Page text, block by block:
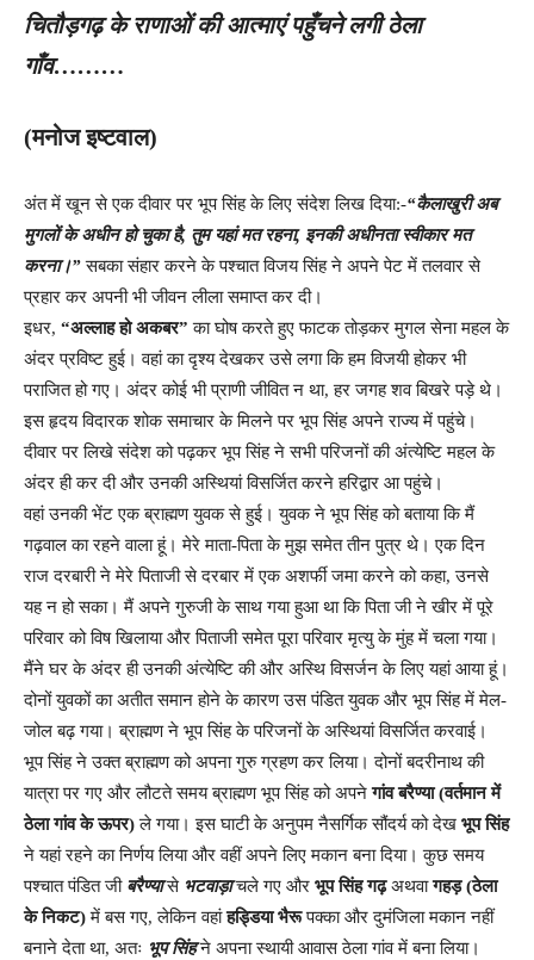
चितौड़गढ़ के राणाओं की आत्माएं पहुँचने लगी ठेला
गाँव………
(मनोज इष्टवाल)
अंत में खून से एक दीवार पर भूप सिंह के लिए संदेश लिख दिया:-“कैलाखुरी अब
मुगलों के अधीन हो चुका है, तुम यहां मत रहना, इनकी अधीनता स्वीकार मत
करना।”सबका संहार करने के पश्चात विजय सिंह ने अपने पेट में तलवार से
प्रहार कर अपनी भी जीवन लीला समाप्त कर दी।
इधर, “अल्लाह हो अकबर” का घोष करते हुए फाटक तोड़कर मुगल सेना महल के
अंदर प्रविष्ट हुई। वहां का दृश्य देखकर उसे लगा कि हम विजयी होकर भी
पराजित हो गए। अंदर कोई भी प्राणी जीवित न था, हर जगह शव बिखरे पड़े थे।
इस हृदय विदारक शोक समाचार के मिलने पर भूप सिंह अपने राज्य में पहुंचे।
दीवार पर लिखे संदेश को पढ़कर भूप सिंह ने सभी परिजनों की अंत्येष्टि महल के
अंदर ही कर दी और उनकी अस्थियां विसर्जित करने हरिद्वार आ पहुंचे।
वहां उनकी भेंट एक ब्राह्मण युवक से हुई। युवक ने भूप सिंह को बताया कि मैं
गढ़‌वाल का रहने वाला हूं। मेरे माता-पिता के मुझ समेत तीन पुत्र थे। एक दिन
राज दरबारी ने मेरे पिताजी से दरबार में एक अशर्फी जमा करने को कहा, उनसे
यह न हो सका। मैं अपने गुरुजी के साथ गया हुआ था कि पिता जी ने खीर में पूरे
परिवार को विष खिलाया और पिताजी समेत पूरा परिवार मृत्यु के मुंह में चला गया।
मैंने घर के अंदर ही उनकी अंत्येष्टि की और अस्थि विसर्जन के लिए यहां आया हूं।
दोनों युवकों का अतीत समान होने के कारण उस पंडित युवक और भूप सिंह में मेल-
जोल बढ़ गया। ब्राह्मण ने भूप सिंह के परिजनों के अस्थियां विसर्जित करवाई।
भूप सिंह ने उक्त ब्राह्मण को अपना गुरु ग्रहण कर लिया। दोनों बदरीनाथ की
यात्रा पर गए और लौटते समय ब्राह्मण भूप सिंह को अपनेगांव बरैण्या (वर्तमान में
ठेला गांव के ऊपर)ले गया। इस घाटी के अनुपम नैसर्गिक सौंदर्य को देख भूप सिंह
ने यहां रहने का निर्णय लिया और वहीं अपने लिए मकान बना दिया। कुछ समय
पश्चात पंडित जी बरैण्यासे भटवाड़ाचले गए और भूप सिंह गढ़अथवागहड़ (ठेला
के निकट)में बस गए, लेकिन वहांहड्डिया भैरूपक्का और दुमंजिला मकान नहीं
बनाने देता था, अतः भूप सिंहने अपना स्थायी आवास ठेला गांव में बना लिया।